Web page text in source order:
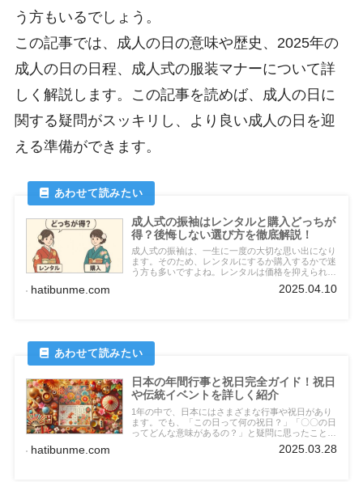
う方もいるでしょう。
この記事では、成人の日の意味や歴史、2025年の
成人の日の日程、成人式の服装マナーについて詳
しく解説します。この記事を読めば、成人の日に
関する疑問がスッキリし、より良い成人の日を迎
える準備ができます。
成人式の振袖はレンタルと購入どっちが
得？後悔しない選び方を徹底解説！
成人式の振袖は、一生に一度の大切な思い出になり
ます。そのため、レンタルにするか購入するかで迷
う方も多いですよね。レンタルは価格を抑えられ
て、保管の心配もなく気軽に利用できるのが魅力で
す。一方で購入すると、自分の体型に合った仕立て
hatibunme.com 2025.04.10
日本の年間行事と祝日完全ガイド！祝日
や伝統イベントを詳しく紹介
1年の中で、日本にはさまざまな行事や祝日があり
ます。でも、「この日って何の祝日？」「〇〇の日
ってどんな意味があるの？」と疑問に思ったことは
ありませんか？例えば、お正月やひな祭りはよく知
られていますが、春分の日や秋分の日の由来を知ら
hatibunme.com 2025.03.28